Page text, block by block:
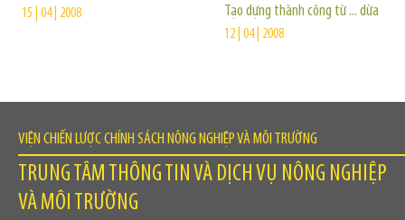
15 | 04 | 2008 Tạo dựng thành công từ ... dừa
12 | 04 | 2008
VIỆN CHIẾN LƯỢC CHÍNH SÁCH NÔNG NGHIỆP VÀ MÔI TRƯỜNG
TRUNG TÂM THÔNG TIN VÀ DỊCH VỤ NÔNG NGHIỆP
VÀ MÔI TRƯỜNG